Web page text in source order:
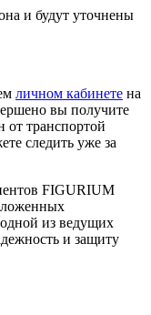
и будут уточнены
личном кабинете на
вы получите
от транспортой
следить уже за
FIGURIUM
из ведущих
и защиту